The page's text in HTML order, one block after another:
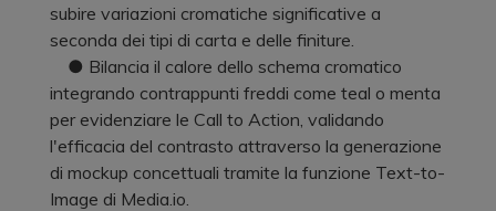
subire variazioni cromatiche significative a
seconda dei tipi di carta e delle finiture.
● Bilancia il calore dello schema cromatico
integrando contrappunti freddi come teal o menta
per evidenziare le Call to Action, validando
l'efficacia del contrasto attraverso la generazione
di mockup concettuali tramite la funzione Text-to-
Image di Media.io.